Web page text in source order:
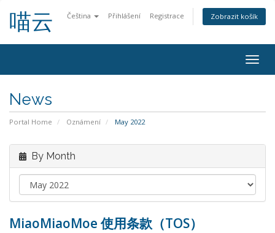
Čeština Přihlášení Registrace Zobrazit košík
喵云
News
Portal Home Oznámení May 2022
By Month
MiaoMiaoMoe 使用条款（TOS）